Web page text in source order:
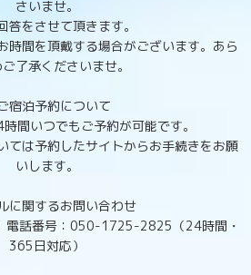
さいませ。
答をさせて頂きます。
時間を頂戴する場合がございます。あら
了承くださいませ。
宿泊予約について
間いつでもご予約が可能です。
ては予約したサイトからお手続きをお願
いします。
に関するお問い合わせ
電話番号：050-1725-2825（24時間・
365日対応）